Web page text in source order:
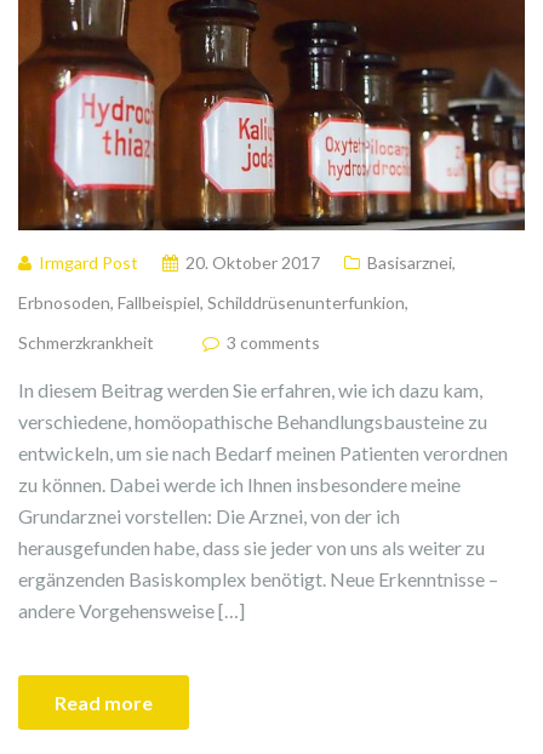
Irmgard Post 20. Oktober 2017 Basisarznei,
Erbnosoden, Fallbeispiel, Schilddrüsenunterfunkion,
Schmerzkrankheit
3 comments
In diesem Beitrag werden Sie erfahren, wie ich dazu kam,
verschiedene, homöopathische Behandlungsbausteine zu
entwickeln, um sie nach Bedarf meinen Patienten verordnen
zu können. Dabei werde ich Ihnen insbesondere meine
Grundarznei vorstellen: Die Arznei, von der ich
herausgefunden habe, dass sie jeder von uns als weiter zu
ergänzenden Basiskomplex benötigt. Neue Erkenntnisse –
andere Vorgehensweise […]
Read more